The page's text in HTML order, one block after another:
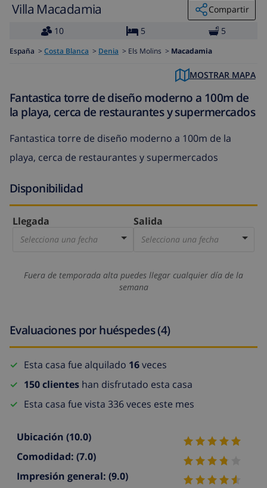
Villa Macadamia
Compartir
10
5 5
España > Costa Blanca > Denia > Els Molins > Macadamia
MOSTRAR MAPA
Fantastica torre de diseño moderno a 100m de
la playa, cerca de restaurantes y supermercados
Fantastica torre de diseño moderno a 100m de la
playa, cerca de restaurantes y supermercados
Disponibilidad
Llegada
Selecciona una fecha
Salida
Selecciona una fecha
Fuera de temporada alta puedes llegar cualquier día de la
semana
Evaluaciones por huéspedes (4)
Esta casa fue alquilado 16veces
150 clientes han disfrutado esta casa
Esta casa fue vista 336 veces este mes
Ubicación (10.0)
Comodidad: (7.0)
Impresión general: (9.0)